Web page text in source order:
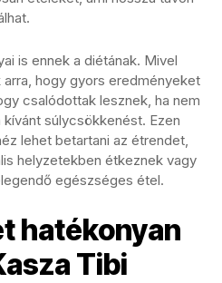
is ennek a diétának. Mivel
hogy gyors eredményeket
csalódottak lesznek, ha nem
súlycsökkenést. Ezen
lehet betartani az étrendet,
helyzetekben étkeznek vagy
egészséges étel.
hatékonyan
Tibi